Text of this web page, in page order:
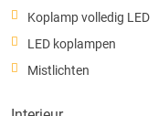
Koplamp volledig LED
LED koplampen
Mistlichten